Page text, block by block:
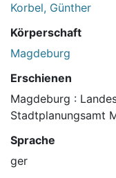
Korbel, Günther
Körperschaft
Magdeburg
Erschienen
Magdeburg :
Stadtplanungsamt
Sprache
ger